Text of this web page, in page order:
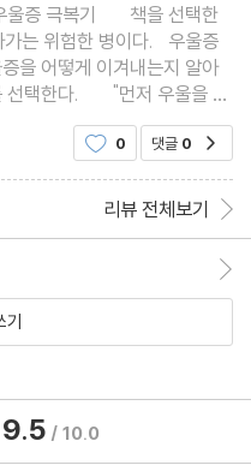
기 책을 선택한
0 댓글 0
리뷰 전체보기
기
9.5 / 10.0